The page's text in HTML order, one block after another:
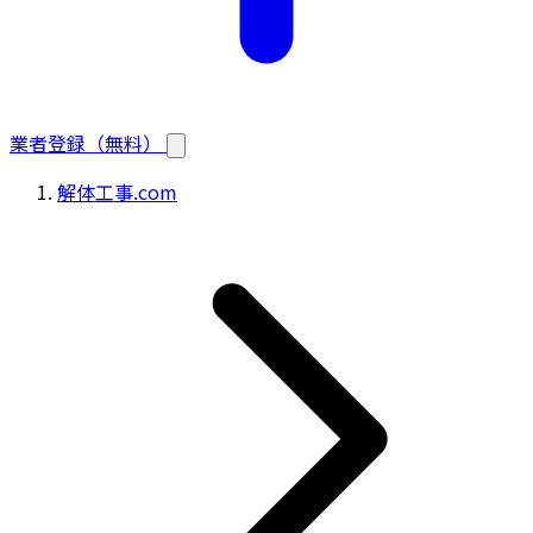
業者登録（無料）
解体工事.com